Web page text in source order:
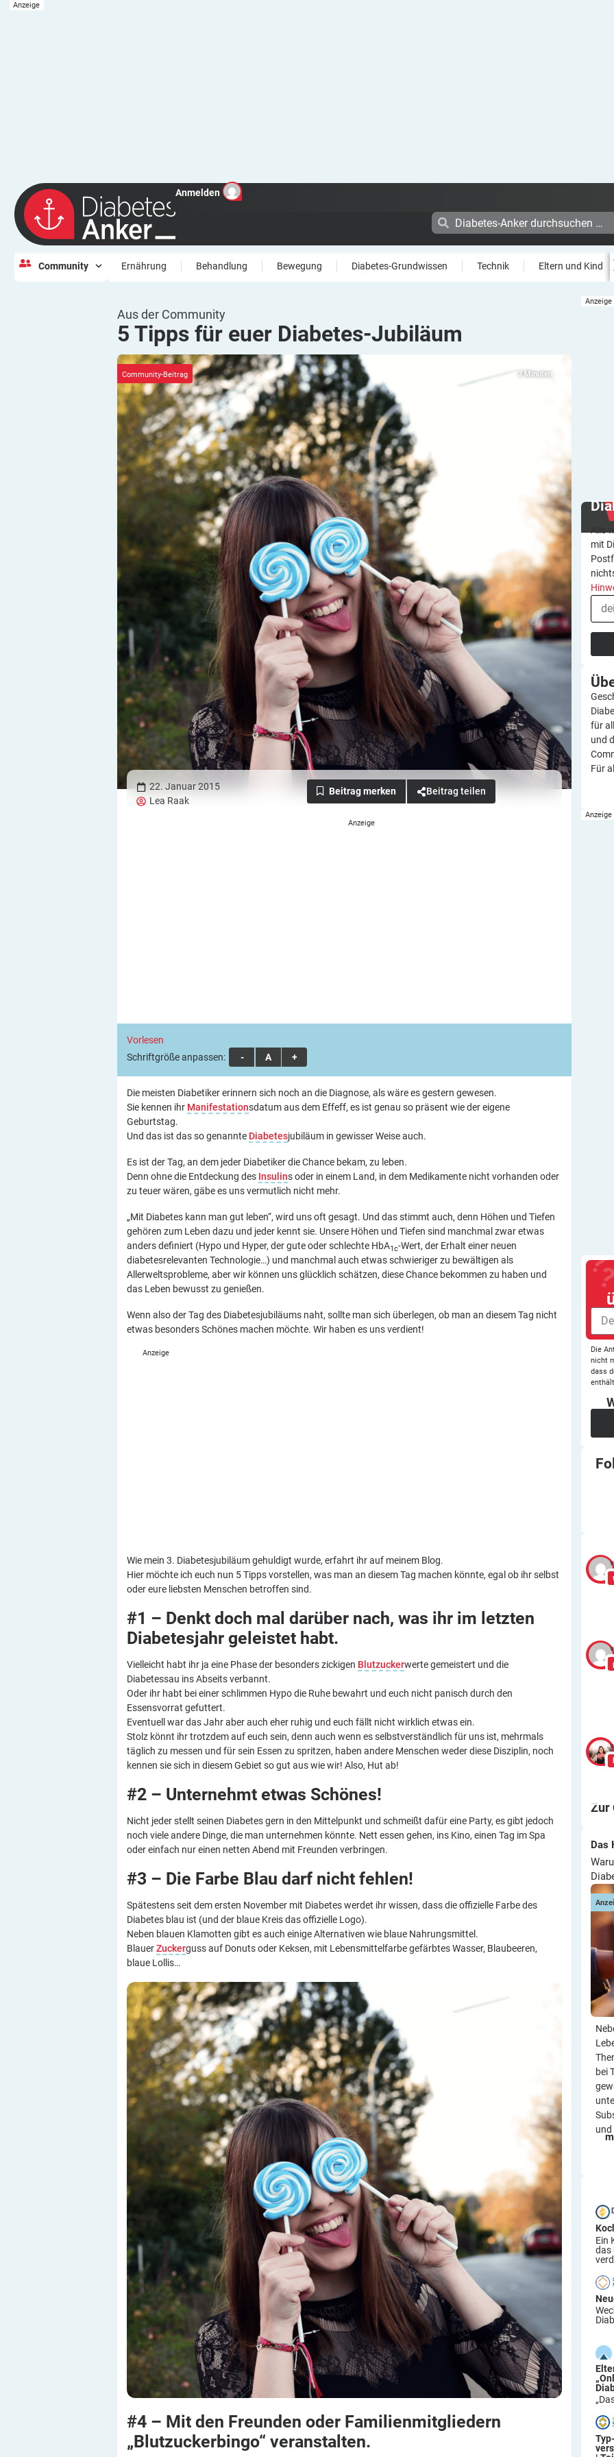
Anmelden
Community Ernährung Behandlung Bewegung Diabetes-Grundwissen Technik Eltern und Kind
Aus der Community
5 Tipps für euer Diabetes-Jubiläum
3 Minuten
Community-Beitrag
22. Januar 2015
Lea Raak
Beitrag teilen
Vorlesen
Schriftgröße anpassen:
A A A
Die meisten Diabetiker erinnern sich noch an die Diagnose, als wäre es gestern gewesen.
Sie kennen ihr Manifestationsdatum aus dem Effeff, es ist genau so präsent wie der eigene
Geburtstag.
Und das ist das so genannte Diabetesjubiläum in gewisser Weise auch.
Es ist der Tag, an dem jeder Diabetiker die Chance bekam, zu leben.
Denn ohne die Entdeckung des Insulins oder in einem Land, in dem Medikamente nicht vorhanden oder
zu teuer wären, gäbe es uns vermutlich nicht mehr.
„Mit Diabetes kann man gut leben“, wird uns oft gesagt. Und das stimmt auch, denn Höhen und Tiefen
gehören zum Leben dazu und jeder kennt sie. Unsere Höhen und Tiefen sind manchmal zwar etwas
anders definiert (Hypo und Hyper, der gute oder schlechte HbA1c-Wert, der Erhalt einer neuen
diabetesrelevanten Technologie…) und manchmal auch etwas schwieriger zu bewältigen als
Allerweltsprobleme, aber wir können uns glücklich schätzen, diese Chance bekommen zu haben und
das Leben bewusst zu genießen.
Wenn also der Tag des Diabetesjubiläums naht, sollte man sich überlegen, ob man an diesem Tag nicht
etwas besonders Schönes machen möchte. Wir haben es uns verdient!
Wie mein 3. Diabetesjubiläum gehuldigt wurde, erfahrt ihr auf meinem Blog.
Hier möchte ich euch nun 5 Tipps vorstellen, was man an diesem Tag machen könnte, egal ob ihr selbst
oder eure liebsten Menschen betroffen sind.
#1 – Denkt doch mal darüber nach, was ihr im letzten
Diabetesjahr geleistet habt.
Vielleicht habt ihr ja eine Phase der besonders zickigen Blutzuckerwerte gemeistert und die
Diabetessau ins Abseits verbannt.
Oder ihr habt bei einer schlimmen Hypo die Ruhe bewahrt und euch nicht panisch durch den
Essensvorrat gefuttert.
Eventuell war das Jahr aber auch eher ruhig und euch fällt nicht wirklich etwas ein.
Stolz könnt ihr trotzdem auf euch sein, denn auch wenn es selbstverständlich für uns ist, mehrmals
täglich zu messen und für sein Essen zu spritzen, haben andere Menschen weder diese Disziplin, noch
kennen sie sich in diesem Gebiet so gut aus wie wir! Also, Hut ab!
#2 – Unternehmt etwas Schönes!
Nicht jeder stellt seinen Diabetes gern in den Mittelpunkt und schmeißt dafür eine Party, es gibt jedoch
noch viele andere Dinge, die man unternehmen könnte. Nett essen gehen, ins Kino, einen Tag im Spa
oder einfach nur einen netten Abend mit Freunden verbringen.
#3 – Die Farbe Blau darf nicht fehlen!
Spätestens seit dem ersten November mit Diabetes werdet ihr wissen, dass die offizielle Farbe des
Diabetes blau ist (und der blaue Kreis das offizielle Logo).
Neben blauen Klamotten gibt es auch einige Alternativen wie blaue Nahrungsmittel.
BlauerZuckerguss auf Donuts oder Keksen, mit Lebensmittelfarbe gefärbtes Wasser, Blaubeeren,
blaue Lollis…
#4 – Mit den Freunden oder Familienmitgliedern
„Blutzuckerbingo“ veranstalten.
Alle
mit
für
und
Für
Die
nicht
dass
enthält.
Zur
Das
bei
Ein
das